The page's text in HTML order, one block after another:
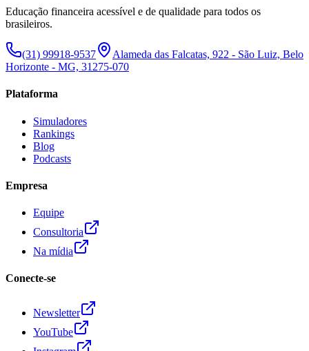
Educação financeira acessível e de qualidade para todos os
brasileiros.
(31) 99918-9537
Alameda das Falcatas, 922 - São Luiz, Belo
Horizonte - MG, 31275-070
Plataforma
Simuladores
Rankings
Blog
Podcasts
Empresa
Equipe
Consultoria
Na mídia
Conecte-se
Newsletter
YouTube